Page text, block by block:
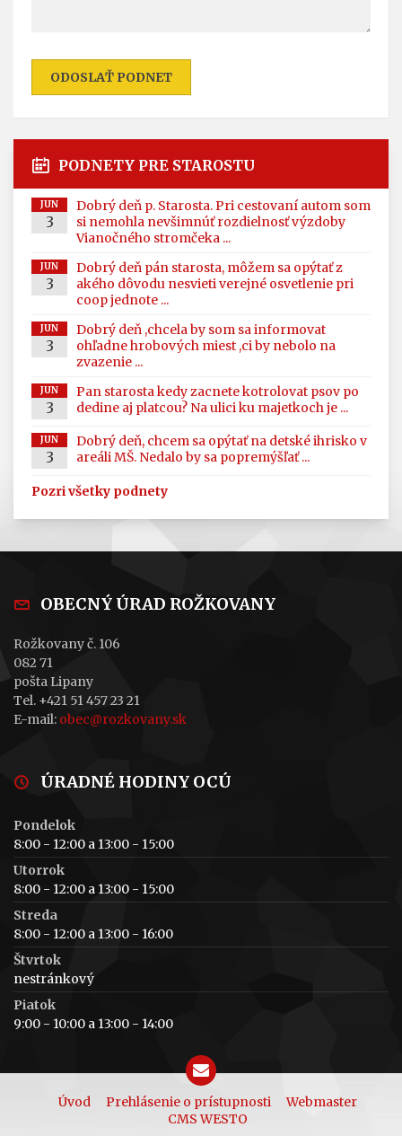
ODOSLAŤ PODNET
PODNETY PRE STAROSTU
JUN
3
Dobrý deň p. Starosta. Pri cestovaní autom som
si nemohla nevšimnúť rozdielnosť výzdoby
Vianočného stromčeka ...
JUN
3
Dobrý deň pán starosta, môžem sa opýtať z
akého dôvodu nesvieti verejné osvetlenie pri
coop jednote ...
JUN
3
Dobrý deň ,chcela by som sa informovat
ohľadne hrobových miest ,ci by nebolo na
zvazenie ...
JUN
3
Pan starosta kedy zacnete kotrolovat psov po
dedine aj platcou? Na ulici ku majetkoch je ...
JUN
3
Dobrý deň, chcem sa opýtať na detské ihrisko v
areáli MŠ. Nedalo by sa popremýšľať ...
Pozri všetky podnety
OBECNÝ ÚRAD ROŽKOVANY
Rožkovany č. 106
082 71
pošta Lipany
Tel. +421 51 457 23 21
E-mail: obec@rozkovany.sk
ÚRADNÉ HODINY OCÚ
Pondelok
8:00 - 12:00 a 13:00 - 15:00
Utorrok
8:00 - 12:00 a 13:00 - 15:00
Streda
8:00 - 12:00 a 13:00 - 16:00
Štvrtok
nestránkový
Piatok
9:00 - 10:00 a 13:00 - 14:00
Úvod Prehlásenie o prístupnosti
Webmaster
CMS WESTO